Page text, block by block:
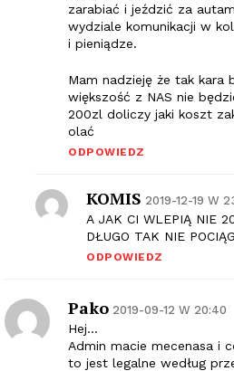
zarabiać i jeździć za
wydziale komunikacji w
i pieniądze.
Mam nadzieję że tak kara
większość z NAS nie
200zl doliczy jaki koszt
olać
ODPOWIEDZ
KOMIS 2019-12-19 W
A JAK CI WLEPIĄ NIE
DŁUGO TAK NIE
ODPOWIEDZ
Pako 2019-09-12 W 20:40
Hej…
Admin macie mecenasa i
to jest legalne według